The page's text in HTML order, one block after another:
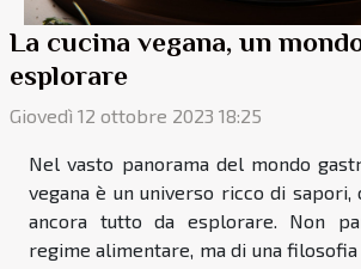
La cucina vegana, un
esplorare
Giovedì 12 ottobre 2023 18:25
Nel vasto panorama del mondo
vegana è un universo ricco di
ancora tutto da esplorare. Non
regime alimentare, ma di una